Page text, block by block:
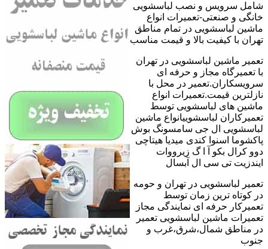
شامل سرویس و نصب لباسشویی
خانگی و صنعتی-تعمیرات انواع
ماشین لباسشویی در تمام مناطق
تهران با کیفیت بالا و قیمت مناسب
تعمیر ماشین لباسشویی در تهران
با تعمیرگاه مجاز و حرفه ای
سرویسکاران.تعمیر در محل با
نازلترین قیمت.تعمیرات انواع
ماشین های لباسشویی توسط
تعمیرکاران لباسشوییانواع ماشین
لباسشویی ال جی سامسونگ بوش
پاکشوما اسنوا کندی میدیا هیتاچی
دوو کرال بکو آ ا گ زیرووات
ایندزیت تی سی ال آبسال
تعمیر لباسشویی در تهران و حومه
در کوتاه ترین زمان توسط
تعمیرکار حرفه ای نمایندگی مجاز
تعمیرات ماشین لباسشویی تعمیر
در مناطق شمال،شرق،غرب و
جنوب